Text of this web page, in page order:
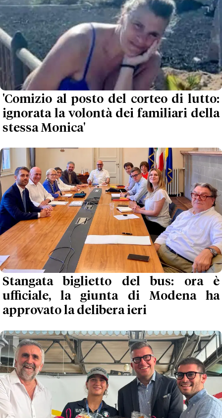
'Comizio al posto del corteo di lutto:
ignorata la volontà dei familiari della
stessa Monica'
Stangata biglietto del bus: ora è
ufficiale, la giunta di Modena ha
approvato la delibera ieri